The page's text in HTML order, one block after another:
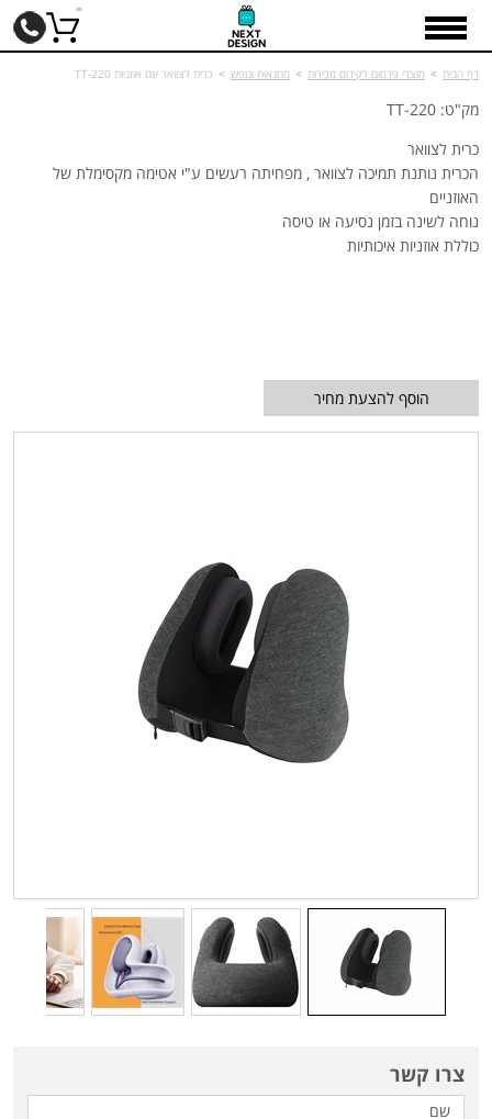
דף הבית > מוצרי פרסום לקידום מכירות > מחנאות ונופש > כרית לצוואר עם אוזניות TT-220
מק"ט: TT-220
כרית לצוואר
הכרית נותנת תמיכה לצוואר , מפחיתה רעשים ע"י אטימה מקסימלת של
האוזניים
נוחה לשינה בזמן נסיעה או טיסה
כוללת אוזניות איכותיות
הוסף להצעת מחיר
צרו קשר